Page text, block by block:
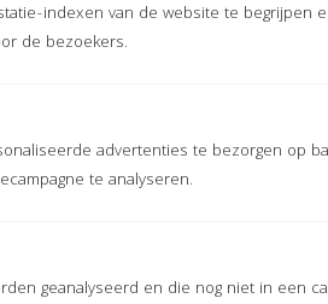
indexen van de website te begrijpen
de bezoekers.
advertenties te bezorgen op
te analyseren.
geanalyseerd en die nog niet in een